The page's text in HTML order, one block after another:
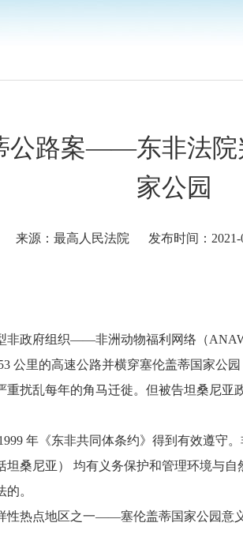
公路案——东非法院
家公园
来源：最高人民法院 发布时间：2021-
政府组织——非洲动物福利网络（
公里的高速公路并横穿塞伦盖蒂国家公
扰乱每年的角马迁徙。但被告坦桑尼
年《东非共同体条约》得到有效遵守。
桑尼亚） 均有义务保护和管理环境与
。
热点地区之一——塞伦盖蒂国家公园意